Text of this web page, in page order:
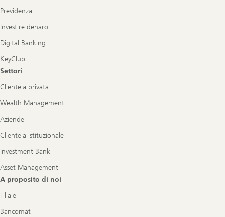
Previdenza
Investire denaro
Digital Banking
KeyClub
Settori
Clientela privata
Wealth Management
Aziende
Clientela istituzionale
Investment Bank
Asset Management
A proposito di noi
Filiale
Bancomat